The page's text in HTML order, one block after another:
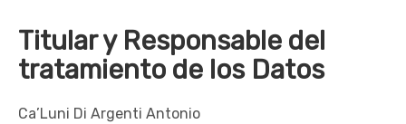
Titular y Responsable del
tratamiento de los Datos
Ca’Luni Di Argenti Antonio